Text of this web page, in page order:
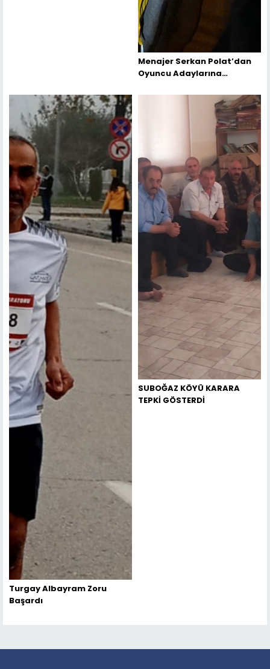
Menajer Serkan Polat’dan
Oyuncu Adaylarına
Turgay Albayram Zoru
Başardı
SUBOĞAZ KÖYÜ KARARA
TEPKİ GÖSTERDİ